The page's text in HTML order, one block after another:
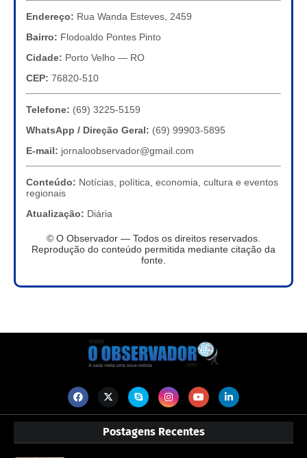
Endereço: Rua Wanda Esteves, 2459
Bairro: Flodoaldo Pontes Pinto
Cidade: Porto Velho — RO
CEP: 76820-510
Telefone: (69) 3225-5159
WhatsApp / Direção Geral: (69) 99903-5895
E-mail: jornaloobservador@gmail.com
Conteúdo: Notícias, política, economia, cultura e eventos
regionais
Atualização: Diária
© O Observador — Todos os direitos reservados.
Reprodução do conteúdo permitida mediante citação da
fonte.
Postagens Recentes